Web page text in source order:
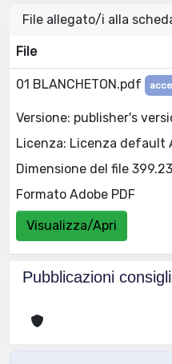
File allegato/i alla
File
01 BLANCHETON.pdf
Versione: publisher's
Licenza: Licenza default
Dimensione del file
Formato Adobe PDF
Visualizza/Apri
Pubblicazioni